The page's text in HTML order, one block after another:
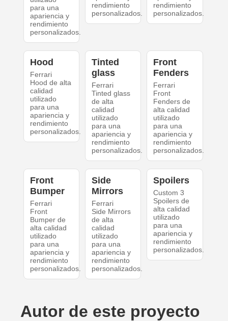
para una
apariencia y
rendimiento
personalizados.
rendimiento
personalizados.
rendimiento
personalizados.
Hood
Ferrari
Hood de alta
calidad
utilizado
para una
apariencia y
rendimiento
personalizados.
Tinted
glass
Ferrari
Tinted glass
de alta
calidad
utilizado
para una
apariencia y
rendimiento
personalizados.
Front
Fenders
Ferrari
Front
Fenders de
alta calidad
utilizado
para una
apariencia y
rendimiento
personalizados.
Front
Bumper
Ferrari
Front
Bumper de
alta calidad
utilizado
para una
apariencia y
rendimiento
personalizados.
Side
Mirrors
Ferrari
Side Mirrors
de alta
calidad
utilizado
para una
apariencia y
rendimiento
personalizados.
Spoilers
Custom 3
Spoilers de
alta calidad
utilizado
para una
apariencia y
rendimiento
personalizados.
Autor de este proyecto